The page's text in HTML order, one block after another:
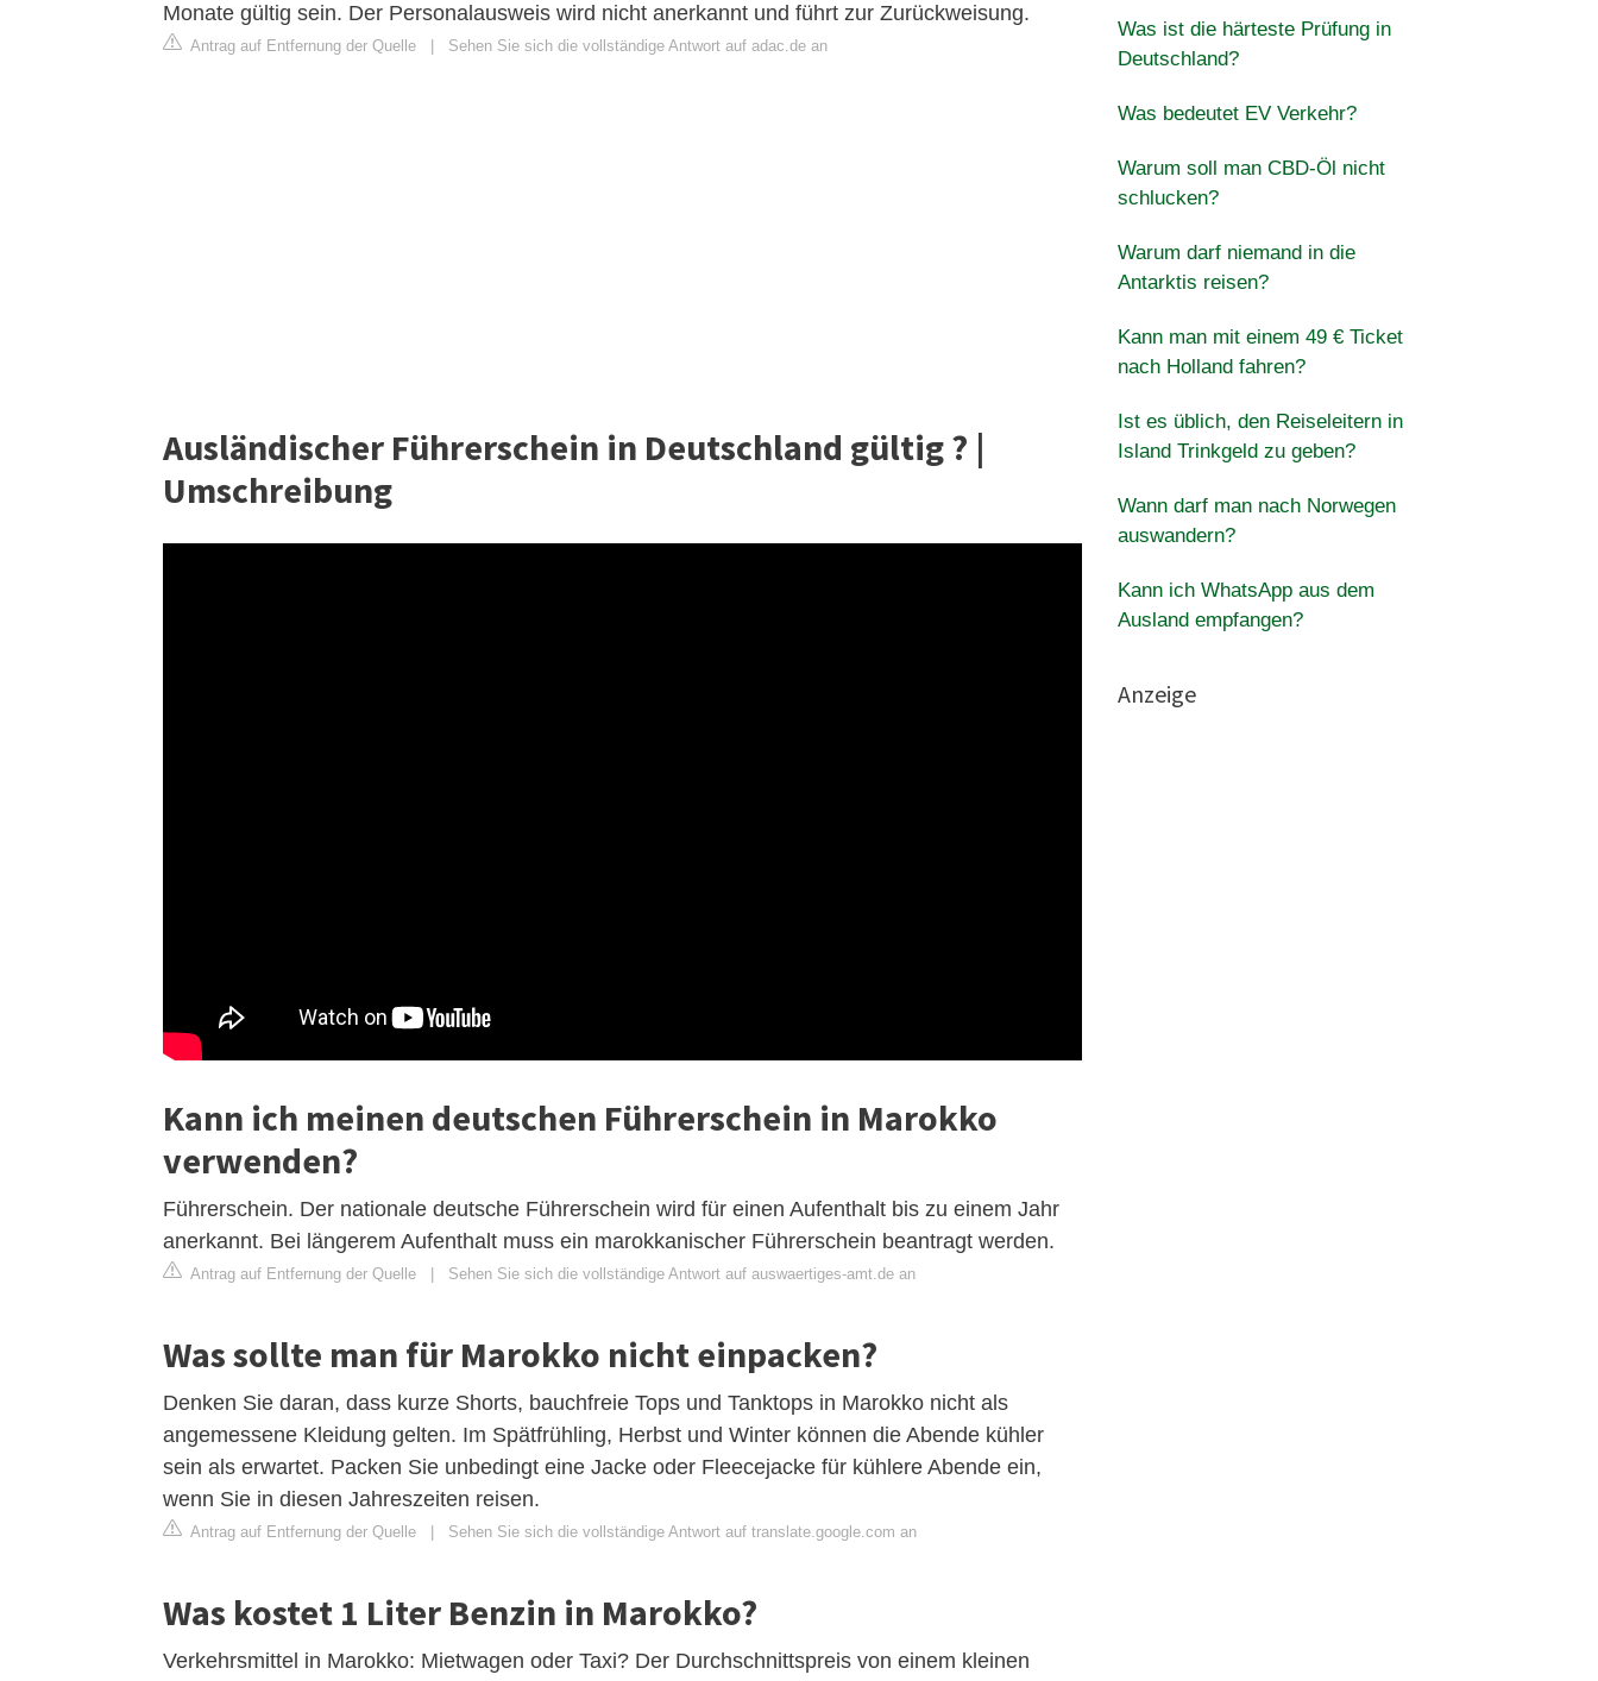
Monate gültig sein. Der Personalausweis wird nicht anerkannt und führt zur Zurückweisung.
Antrag auf Entfernung der Quelle Sehen Sie sich die vollständige Antwort auf adac.de an
Ausländischer Führerschein in Deutschland gültig ? |
Umschreibung
Kann ich meinen deutschen Führerschein in Marokko
verwenden?
Führerschein. Der nationale deutsche Führerschein wird für einen Aufenthalt bis zu einem Jahr
anerkannt. Bei längerem Aufenthalt muss ein marokkanischer Führerschein beantragt werden.
Antrag auf Entfernung der Quelle | Sehen Sie sich die vollständige Antwort auf auswaertiges-amt.de an
Was sollte man für Marokko nicht einpacken?
Denken Sie daran, dass kurze Shorts, bauchfreie Tops und Tanktops in Marokko nicht als
angemessene Kleidung gelten. Im Spätfrühling, Herbst und Winter können die Abende kühler
sein als erwartet. Packen Sie unbedingt eine Jacke oder Fleecejacke für kühlere Abende ein,
wenn Sie in diesen Jahreszeiten reisen.
Antrag auf Entfernung der Quelle | Sehen Sie sich die vollständige Antwort auf translate.google.com an
Was kostet 1 Liter Benzin in Marokko?
Verkehrsmittel in Marokko: Mietwagen oder Taxi? Der Durchschnittspreis von einem kleinen
Was ist die härteste Prüfung in
Deutschland?
Was bedeutet EV Verkehr?
Warum soll man CBD-Öl nicht
schlucken?
Warum darf niemand in die
Antarktis reisen?
Kann man mit einem 49 € Ticket
nach Holland fahren?
Ist es üblich, den Reiseleitern in
Island Trinkgeld zu geben?
Wann darf man nach Norwegen
auswandern?
Kann ich WhatsApp aus dem
Ausland empfangen?
Anzeige